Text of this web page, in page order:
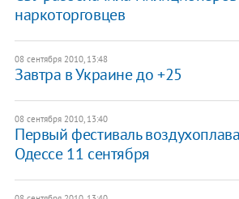
наркоторговцев
08 сентября 2010, 13:48
Завтра в Украине до +25
08 сентября 2010, 13:40
Первый фестиваль
Одессе 11 сентября